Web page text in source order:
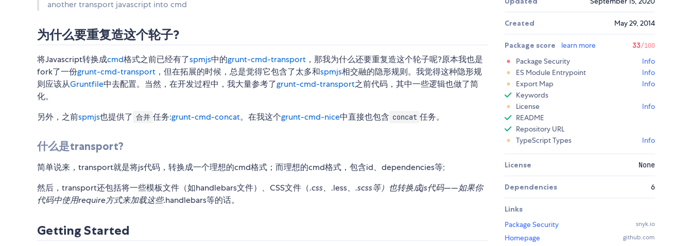
another transport javascript into cmd
为什么要重复造这个轮子?
将Javascript转换成cmd格式之前已经有了spmjs中的grunt-cmd-transport ，那我为什么还要重复造这个轮子呢?原本我也是
fork了一份grunt-cmd-transport ，但在拓展的时候，总是觉得它包含了太多和spmjs相交融的隐形规则。我觉得这种隐形规
则应该从Gruntfile中去配置。当然，在开发过程中，我大量参考了grunt-cmd-transport之前代码，其中一些逻辑也做了简
化。
另外，之前spmjs也提供了 合并 任务:grunt-cmd-concat。在我这个grunt-cmd-nice中直接也包含 concat 任务。
什么是transport?
简单说来，transport就是将js代码，转换成一个理想的cmd格式；而理想的cmd格式，包含id、dependencies等;
然后，transport还包括将一些模板文件（如handlebars文件）、CSS文件（.css、 .less、 .scss等）也转换成js代码——如果你
代码中使用require方式来加载这些.handlebars等的话。
Getting Started
Created May 29, 2014
Package score learn more 33/100
Package Security
Info
ES Module Entrypoint
Info
Export Map
Info
Keywords
License
Info
README
Repository URL
TypeScript Types
Info
License None
Dependencies 6
Links
Package Security
snyk.io
Homepage github.com